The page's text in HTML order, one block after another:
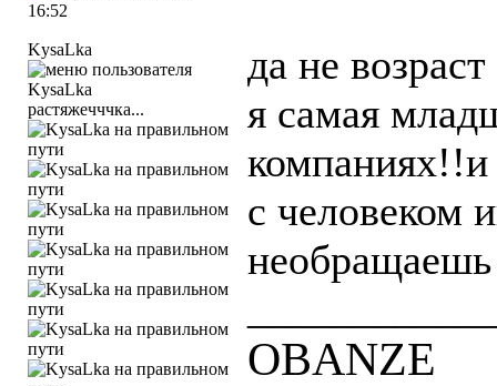
16:52
KysaLka
растяжечччка...
да не
я самая
с человеком
OBANZE